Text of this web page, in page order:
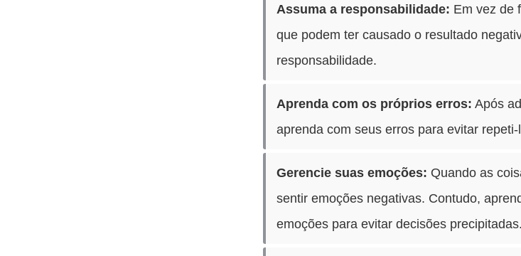
Assuma a responsabilidade: Em vez de
que podem ter causado o resultado
responsabilidade.
Aprenda com os próprios erros: Após
aprenda com seus erros para evitar
Gerencie suas emoções: Quando as
sentir emoções negativas. Contudo,
emoções para evitar decisões precipitadas.